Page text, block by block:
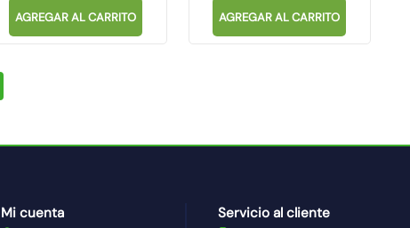
AGREGAR AL CARRITO AGREGAR AL CARRITO
Mi cuenta Servicio al cliente